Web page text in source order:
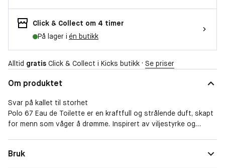
Click & Collect om 4 timer
På lager i én butikk
Alltid gratis Click & Collect i Kicks butikk · Se priser
Om produktet
Svar på kallet til storhet
Polo 67 Eau de Toilette er en kraftfull og strålende duft, skapt
for menn som våger å drømme. Inspirert av viljestyrke og
opplevelse. Dens pulserende energi speiler drivkraften til å
utfordre grenser og gripe nye muligheter. Enten det handler om
Bruk